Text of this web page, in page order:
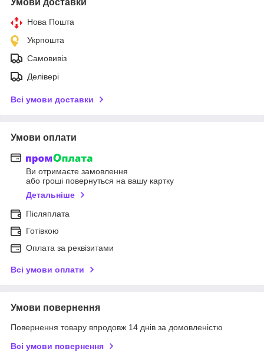
Нова Пошта
Укрпошта
Самовивіз
Делівері
Всі умови доставки
Умови оплати
Ви отримаєте замовлення
або гроші повернуться на вашу картку
Детальніше
Післяплата
Готівкою
Оплата за реквізитами
Всі умови оплати
Умови повернення
Повернення товару впродовж 14 днів за домовленістю
Всі умови повернення